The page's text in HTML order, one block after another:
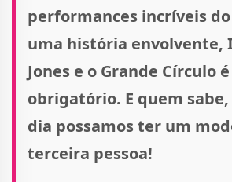
performances incríveis
uma história envolvente,
Jones e o Grande Círculo
obrigatório. E quem
dia possamos ter um
terceira pessoa!